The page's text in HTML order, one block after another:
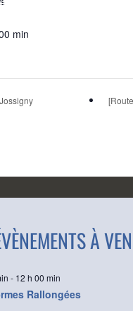
min
À
- 12 h 00 min
Rallongées